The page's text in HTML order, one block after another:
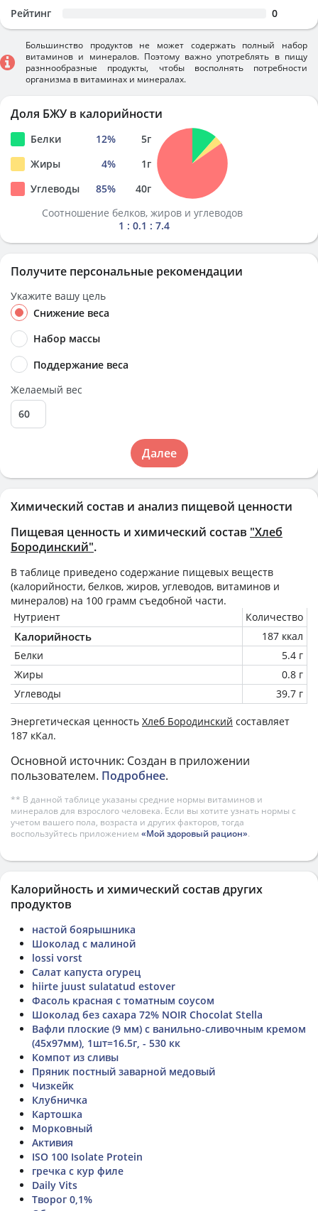
Химический состав и анализ пищевой ценности
Пищевая ценность и химический состав "Хлеб
Бородинский".
В таблице приведено содержание пищевых веществ
(калорийности, белков, жиров, углеводов, витаминов и
минералов) на 100 грамм съедобной части.
Нутриент
Количество
Калорийность
187 ккал
Белки
5.4 г
Жиры
0.8 г
Углеводы
39.7 г
Энергетическая ценность Хлеб Бородинский составляет
187 кКал.
Основной источник: Создан в приложении
пользователем. Подробнее.
** В данной таблице указаны средние нормы витаминов и
минералов для взрослого человека. Если вы хотите узнать нормы с
учетом вашего пола, возраста и других факторов, тогда
воспользуйтесь приложением «Мой здоровый рацион».
Рейтинг 0
Большинство продуктов не может содержать полный набор
витаминов и минералов. Поэтому важно употреблять в пищу
разннообразные продукты, чтобы восполнять потребности
организма в витаминах и минералах.
Доля БЖУ в калорийности
Белки 12% 5г
Жиры
4% 1г
Углеводы
85% 40г
Соотношение белков, жиров и углеводов
1 : 0.1 : 7.4
Получите персональные рекомендации
Укажите вашу цель
Снижение веса
Набор массы
Поддержание веса
Желаемый вес
Далее
Калорийность и химический состав других
продуктов
настой боярышника
Шоколад с малиной
lossi vorst
Салат капуста огурец
hiirte juust sulatatud estover
Фасоль красная с томатным соусом
Шоколад без сахара 72% NOIR Chocolat Stella
Вафли плоские (9 мм) с ванильно-сливочным кремом
(45x97мм), 1шт=16.5г, - 530 кк
Компот из сливы
Пряник постный заварной медовый
Чизкейк
Клубничка
Картошка
Морковный
Активия
ISO 100 Isolate Protein
гречка с кур филе
Daily Vits
Творог 0,1%